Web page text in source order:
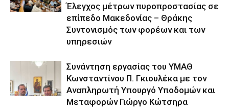
Έλεγχος μέτρων πυροπροστασίας σε
επίπεδο Μακεδονίας – Θράκης
Συντονισμός των φορέων και των
υπηρεσιών
Συνάντηση εργασίας του ΥΜΑΘ
Κωνσταντίνου Π. Γκιουλέκα με τον
Αναπληρωτή Υπουργό Υποδομών και
Μεταφορών Γιώργο Κώτσηρα